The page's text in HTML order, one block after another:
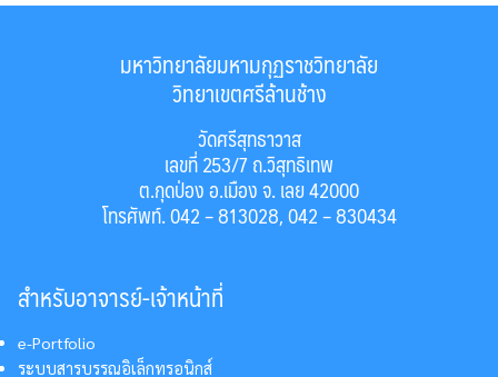
มหาวิทยาลัยมหามกุฏราชวิทยาลัย
วิทยาเขตศรีล้านช้าง
วัดศรีสุทธาวาส
เลขที่ 253/7 ถ.วิสุทธิเทพ
ต.กุดป่อง อ.เมือง จ. เลย 42000
โทรศัพท์. 042 – 813028, 042 – 830434
สำหรับอาจารย์-เจ้าหน้าที่
e-Portfolio
ระบบสารบรรณอิเล็กทรอนิกส์